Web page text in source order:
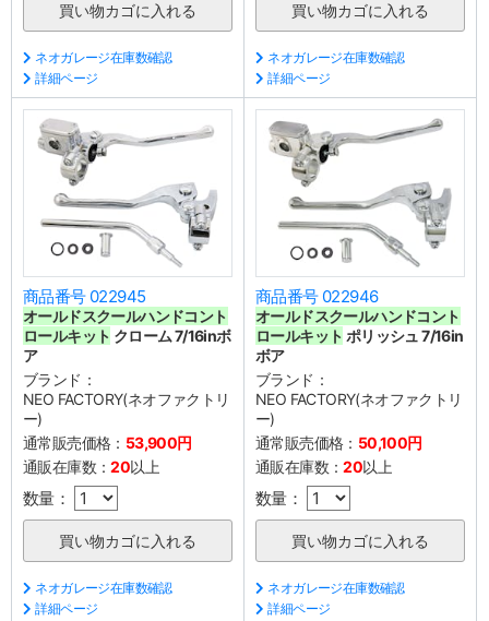
ネオガレージ在庫数確認
詳細ページ
ネオガレージ在庫数確認
詳細ページ
商品番号 022945
オールドスクールハンドコント
ロールキット クローム 7/16inボ
ア
ブランド：
NEO FACTORY(ネオファクトリ
ー)
通常販売価格： 53,900円
通販在庫数：20以上
数量：
ネオガレージ在庫数確認
詳細ページ
商品番号 022946
オールドスクールハンドコント
ロールキット ポリッシュ 7/16in
ボア
ブランド：
NEO FACTORY(ネオファクトリ
ー)
通常販売価格： 50,100円
通販在庫数：20以上
数量：
ネオガレージ在庫数確認
詳細ページ